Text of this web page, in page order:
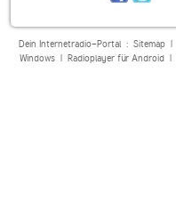
Dein Internetradio-Portal : Sitemap|
Windows| Radioplayer für Android|